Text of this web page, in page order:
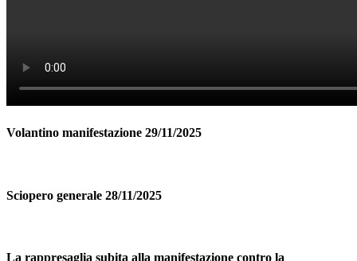
Volantino manifestazione 29/11/2025
Sciopero generale 28/11/2025
La rappresaglia subita alla manifestazione contro la